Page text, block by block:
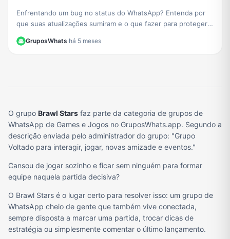
Enfrentando um bug no status do WhatsApp? Entenda por
que suas atualizações sumiram e o que fazer para proteger
GruposWhats·há 5 meses
O grupo Brawl Stars faz parte da categoria de grupos de
WhatsApp de Games e Jogos no GruposWhats.app. Segundo a
descrição enviada pelo administrador do grupo: "Grupo
Voltado para interagir, jogar, novas amizade e eventos."
Cansou de jogar sozinho e ficar sem ninguém para formar
equipe naquela partida decisiva?
O Brawl Stars é o lugar certo para resolver isso: um grupo de
WhatsApp cheio de gente que também vive conectada,
sempre disposta a marcar uma partida, trocar dicas de
estratégia ou simplesmente comentar o último lançamento.